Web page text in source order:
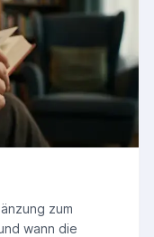
zum
wann die